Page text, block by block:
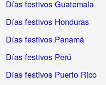
Días festivos Guatemala
Días festivos Honduras
Días festivos Panamá
Días festivos Perú
Días festivos Puerto Rico